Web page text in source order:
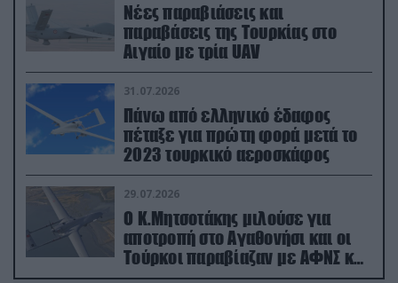
Νέες παραβιάσεις και
παραβάσεις της Τουρκίας στο
Αιγαίο με τρία UAV
31.07.2026
Πάνω από ελληνικό έδαφος
πέταξε για πρώτη φορά μετά το
2023 τουρκικό αεροσκάφος
29.07.2026
Ο Κ.Μητσοτάκης μιλούσε για
αποτροπή στο Αγαθονήσι και οι
Τούρκοι παραβίαζαν με ΑΦΝΣ και
drone